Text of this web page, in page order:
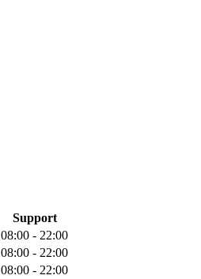
Support
08:00 - 22:00
08:00 - 22:00
08:00 - 22:00